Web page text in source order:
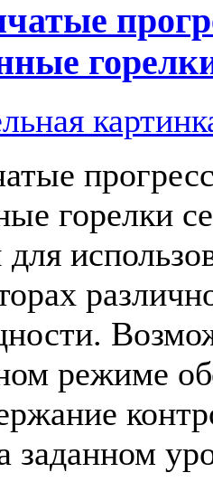
горелки
режиме
заданном